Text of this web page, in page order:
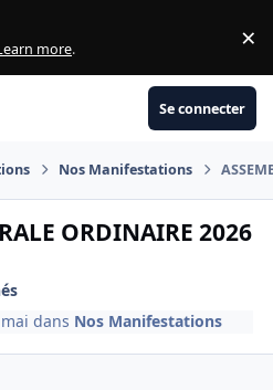
more. ×
Se connecter
Nos Manifestations
ORDINAIRE 2026
dans Nos Manifestations